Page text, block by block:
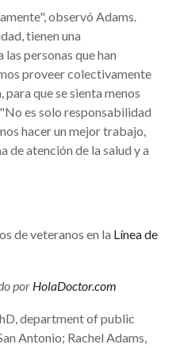
observó Adams.
tienen una
personas que han
proveer colectivamente
que se sienta menos
es solo responsabilidad
hacer un mejor trabajo,
de atención de la salud y a
de veteranos en la Línea de
por HolaDoctor.com
department of public
Antonio; Rachel Adams,